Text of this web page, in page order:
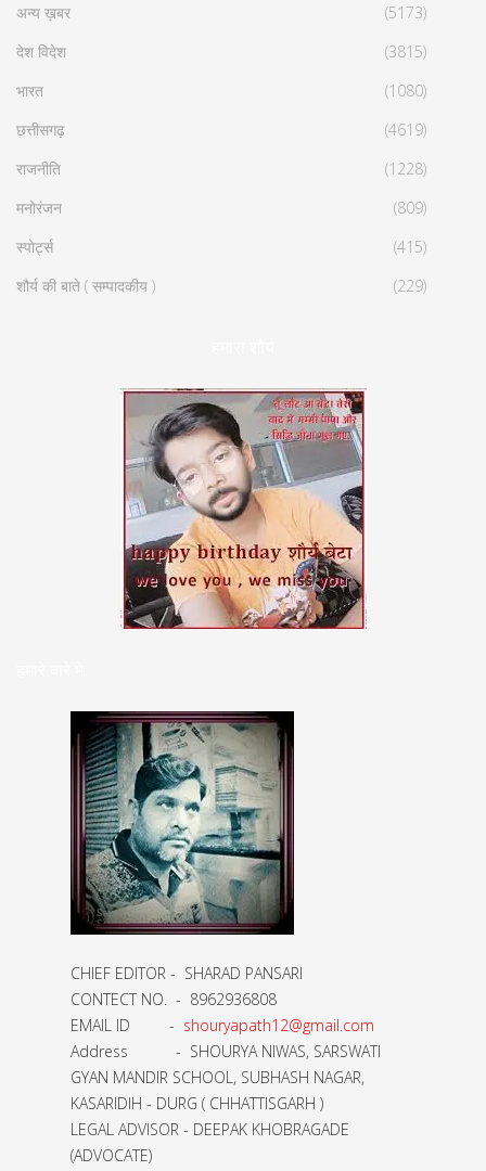
अन्य ख़बर
(5173)
देश विदेश
(3815)
भारत
(1080)
छत्तीसगढ़
(4619)
राजनीति
(1228)
मनोरंजन
(809)
स्पोर्ट्स
(415)
शौर्य की बाते ( सम्पादकीय )
(229)
CHIEF EDITOR - SHARAD PANSARI
CONTECT NO. - 8962936808
EMAIL ID - shouryapath12@gmail.com
Address - SHOURYA NIWAS, SARSWATI
GYAN MANDIR SCHOOL, SUBHASH NAGAR,
KASARIDIH - DURG ( CHHATTISGARH )
LEGAL ADVISOR - DEEPAK KHOBRAGADE
(ADVOCATE)